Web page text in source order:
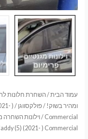
עמוד הבית/השחרת חלונות
ומהיר בשוק! /פולקסווגן /
)
Commercial
(5) (2021- ) Commercial